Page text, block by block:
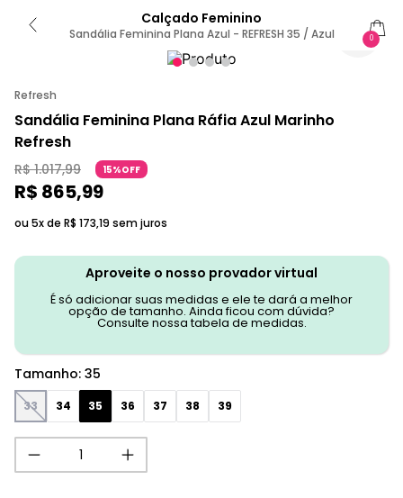
Calçado Feminino
Sandália Feminina Plana Azul - REFRESH 35 / Azul 0
Refresh
Sandália Feminina Plana Ráfia Azul Marinho
Refresh
R$ 1.017,99 15%OFF
R$ 865,99
ou 5x de R$ 173,19 sem juros
Aproveite o nosso provador virtual
É só adicionar suas medidas e ele te dará a melhor
opção de tamanho. Ainda ficou com dúvida?
Consulte nossa tabela de medidas.
Tamanho: 35
33 34 35 36 37 38 39